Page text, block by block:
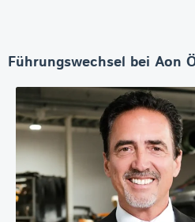
Führungswechsel bei Aon